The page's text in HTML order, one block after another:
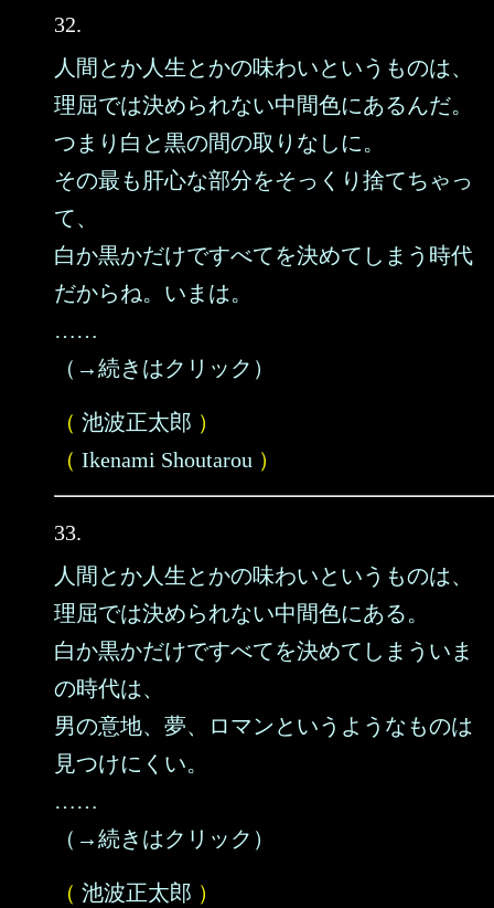
32.
人間とか人生とかの味わいというものは、
理屈では決められない中間色にあるんだ。
つまり白と黒の間の取りなしに。
その最も肝心な部分をそっくり捨てちゃっ
て、
白か黒かだけですべてを決めてしまう時代
だからね。いまは。
……
（→続きはクリック）
（ 池波正太郎 ）
（ Ikenami Shoutarou ）
33.
人間とか人生とかの味わいというものは、
理屈では決められない中間色にある。
白か黒かだけですべてを決めてしまういま
の時代は、
男の意地、夢、ロマンというようなものは
見つけにくい。
……
（→続きはクリック）
（ 池波正太郎 ）